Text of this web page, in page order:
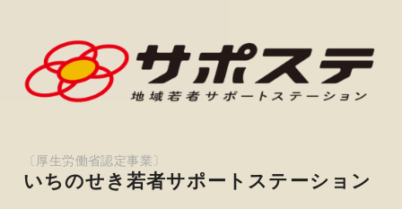
いちのせき若者サポートステーション